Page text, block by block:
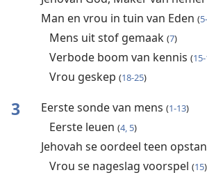
Man en vrou in tuin van Eden (
Mens uit stof gemaak (7)
Verbode boom van kennis (
Vrou geskep (18-25)
3 Eerste sonde van mens (1-13)
Eerste leuen (4, 5)
Jehovah se oordeel teen
Vrou se nageslag voorspel (15)